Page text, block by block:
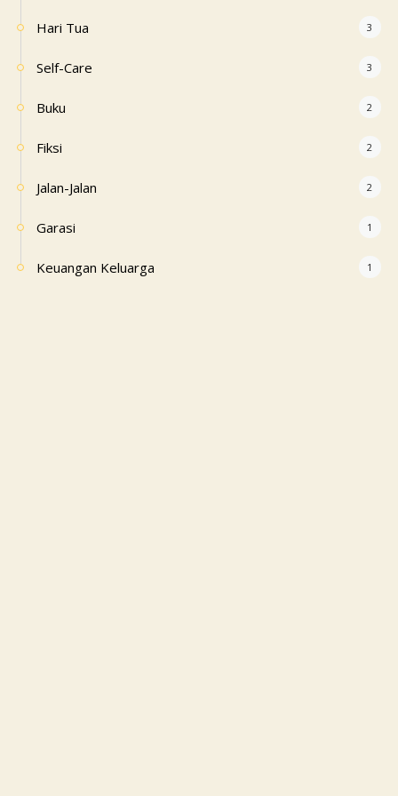
Hari Tua 3
Self-Care 3
Buku 2
Fiksi 2
Jalan-Jalan 2
Garasi 1
Keuangan Keluarga 1